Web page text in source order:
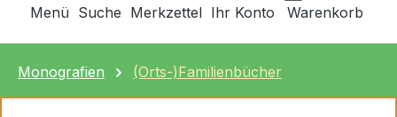
Menü Suche Merkzettel Ihr Konto Warenkorb
Monografien (Orts-)Familienbücher